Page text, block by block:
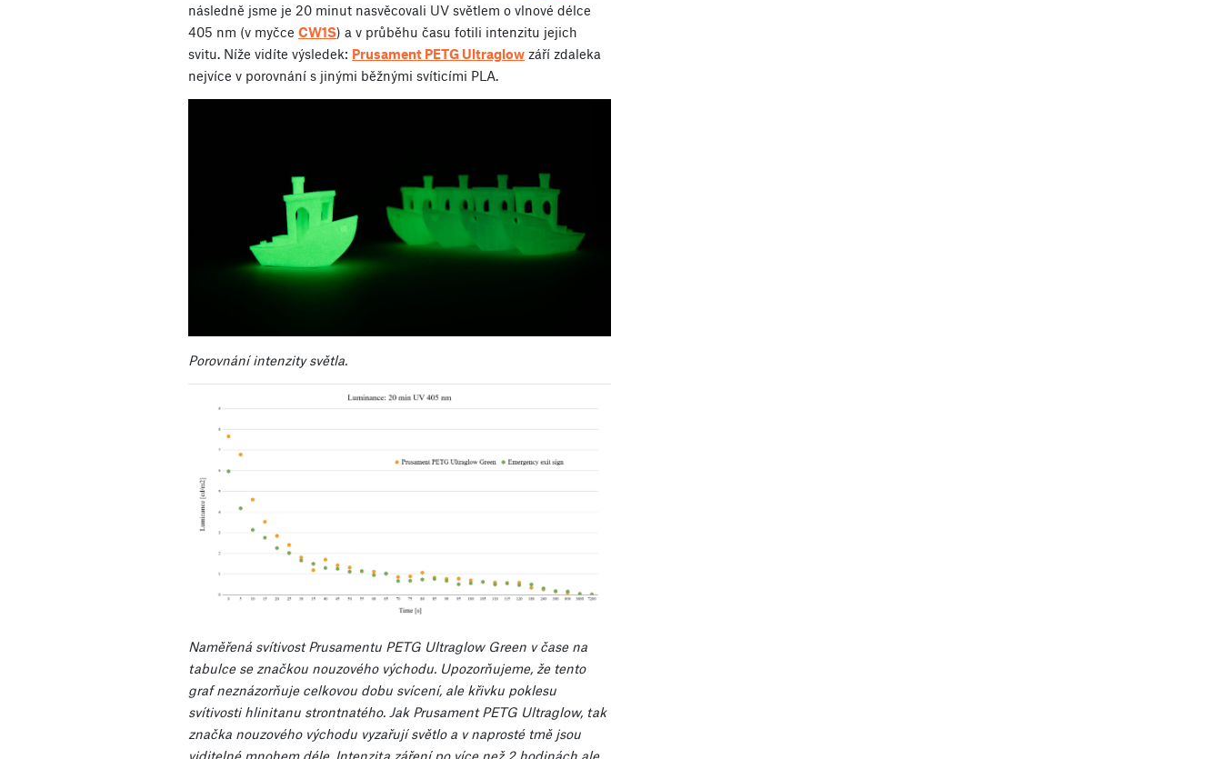
následně jsme je 20 minut nasvěcovali UV světlem o vlnové délce
405 nm (v myčce CW1S) a v průběhu času fotili intenzitu jejich
svitu. Níže vidíte výsledek: Prusament PETG Ultraglow září zdaleka
nejvíce v porovnání s jinými běžnými svíticími PLA.
Porovnání intenzity světla.
Naměřená svítivost Prusamentu PETG Ultraglow Green v čase na
tabulce se značkou nouzového východu. Upozorňujeme, že tento
graf neznázorňuje celkovou dobu svícení, ale křivku poklesu
svítivosti hlinitanu strontnatého. Jak Prusament PETG Ultraglow, tak
značka nouzového východu vyzařují světlo a v naprosté tmě jsou
viditelné mnohem déle. Intenzita záření po více než 2 hodinách ale